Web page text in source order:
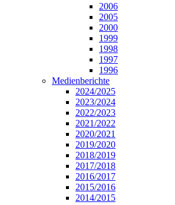
2006
2005
2000
1999
1998
1997
1996
Medienberichte
2024/2025
2023/2024
2022/2023
2021/2022
2020/2021
2019/2020
2018/2019
2017/2018
2016/2017
2015/2016
2014/2015